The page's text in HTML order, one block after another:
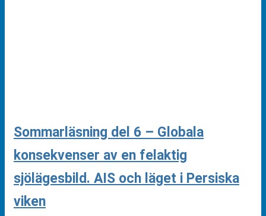
Sommarläsning del 6 – Globala
konsekvenser av en felaktig
sjölägesbild. AIS och läget i Persiska
viken